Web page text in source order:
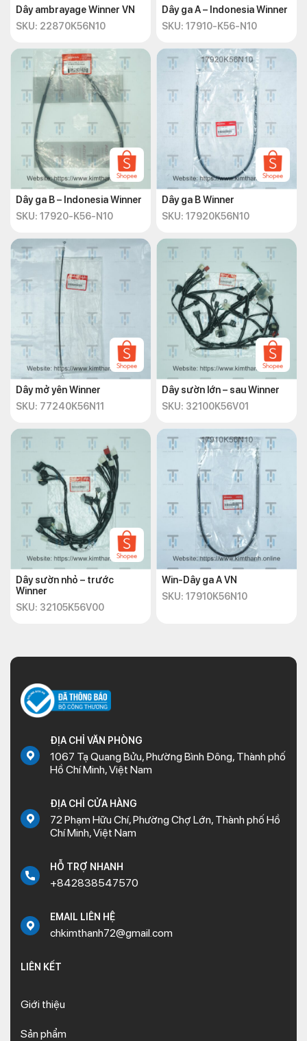
Dây ambrayage Winner VN
SKU: 22870K56N10
Dây ga A – Indonesia Winner
SKU: 17910-K56-N10
Dây ga B – Indonesia Winner
SKU: 17920-K56-N10
Dây ga B Winner
SKU: 17920K56N10
Dây mở yên Winner
SKU: 77240K56N11
Dây sườn lớn – sau Winner
SKU: 32100K56V01
Dây sườn nhỏ – trước
Winner
SKU: 32105K56V00
Win-Dây ga A VN
SKU: 17910K56N10
ĐỊA CHỈ VĂN PHÒNG
1067 Tạ Quang Bửu, Phường Bình Đông, Thành phố
Hồ Chí Minh, Việt Nam
ĐỊA CHỈ CỬA HÀNG
72 Phạm Hữu Chí, Phường Chợ Lớn, Thành phố Hồ
Chí Minh, Việt Nam
HỖ TRỢ NHANH
+842838547570
EMAIL LIÊN HỆ
chkimthanh72@gmail.com
LIÊN KẾT
Giới thiệu
Sản phẩm